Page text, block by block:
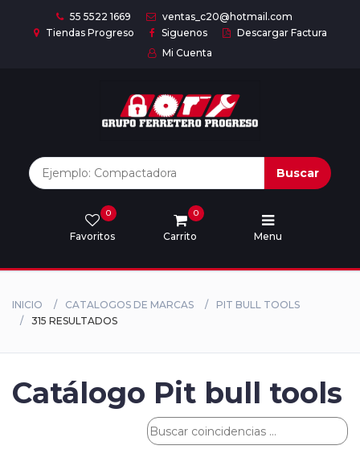
55 5522 1669
ventas_c20@hotmail.com
Tiendas Progreso
Siguenos
Descargar Factura
Mi Cuenta
Buscar
Favoritos
0
Carrito
0
Menu
Marcas
Descargar
INICIO CATALOGOS DE MARCAS
PIT BULL TOOLS
315 RESULTADOS
Catálogo Pit bull tools